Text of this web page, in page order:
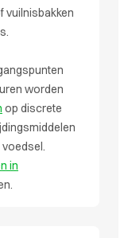
vuilnisbakken
worden
op discrete
in